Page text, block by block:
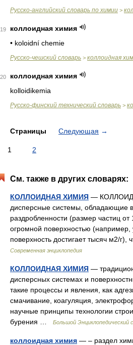
Русско-английский словарь по химии >
19
коллоидная химия
• koloidní chemie
Русско-чешский словарь > коллоидная
20
коллоидная химия
kolloidikemia
Русско-финский технический словарь >
Страницы Следующая →
1 2
См. также в других словарях:
КОЛЛОИДНАЯ ХИМИЯ —
дисперсные системы, обладающие
раздробленности (размер частиц
огромной поверхностью (например,
поверхность достигает тысяч м2/
Современная энциклопедия
КОЛЛОИДНАЯ ХИМИЯ —
дисперсных системах и
такие процессы и явления, как
смачивание, коагуляция,
научные принципы технологии
бурения …
Большой Энциклопедический
коллоидная химия — – раздел